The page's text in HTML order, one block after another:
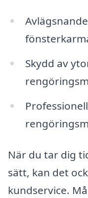
Skydd av
När du tar dig
sätt, kan det
kundservice.